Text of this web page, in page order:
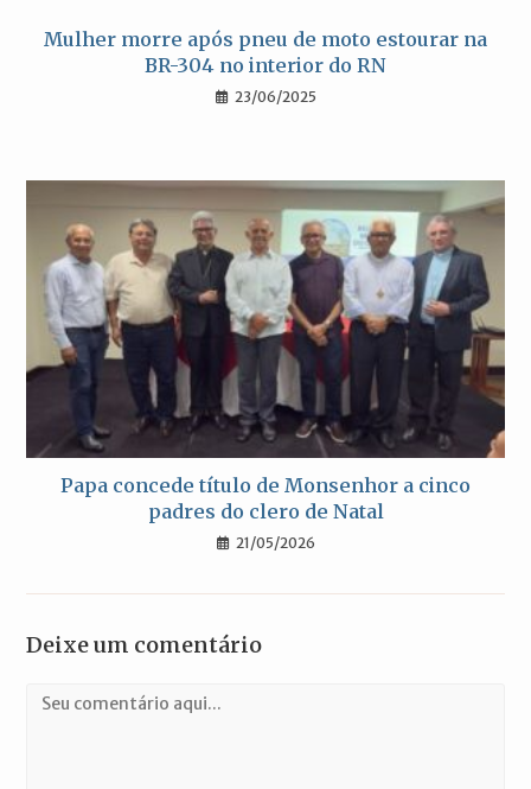
Mulher morre após pneu de moto estourar na
BR-304 no interior do RN
23/06/2025
Papa concede título de Monsenhor a cinco
padres do clero de Natal
21/05/2026
Deixe um comentário
Comentário